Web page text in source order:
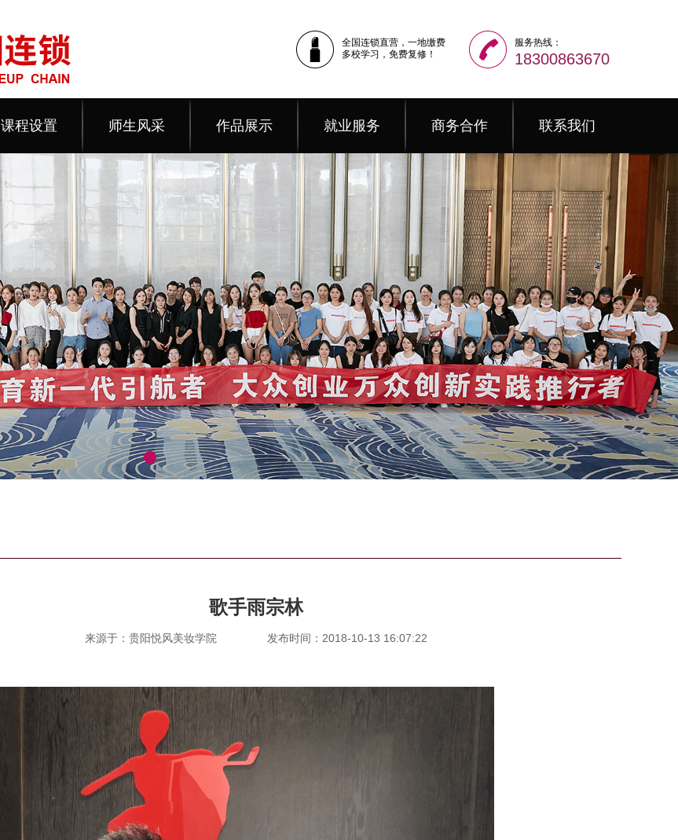
全国连锁直营，一地缴费
多校学习，免费复修！
服务热线：
18300863670
课程设置 师生风采 作品展示 就业服务 商务合作 联系我们
歌手雨宗林
来源于：贵阳悦风美妆学院 发布时间：2018-10-13 16:07:22